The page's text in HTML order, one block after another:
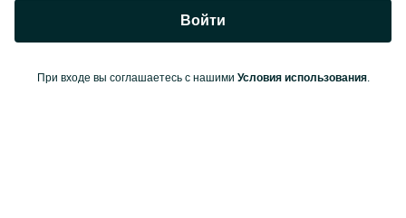
Войти
При входе вы соглашаетесь с нашими Условия использования.